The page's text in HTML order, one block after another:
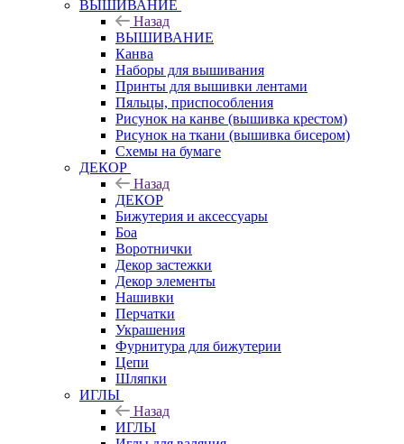
ВЫШИВАНИЕ
Назад
ВЫШИВАНИЕ
Канва
Наборы для вышивания
Принты для вышивки лентами
Пяльцы, приспособления
Рисунок на канве (вышивка крестом)
Рисунок на ткани (вышивка бисером)
Схемы на бумаге
ДЕКОР
Назад
ДЕКОР
Бижутерия и аксессуары
Боа
Воротнички
Декор застежки
Декор элементы
Нашивки
Перчатки
Украшения
Фурнитура для бижутерии
Цепи
Шляпки
ИГЛЫ
Назад
ИГЛЫ